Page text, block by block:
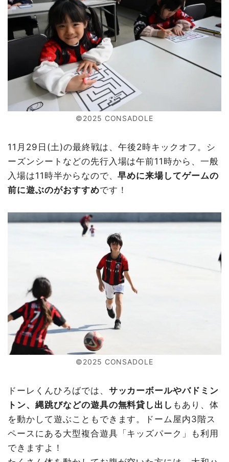
©2025 CONSADOLE
11月29日(土)の最終戦は、午後2時キックオフ。シ
ーズンシートなどの先行入場は午前11時から、一般
入場は11時半からなので、早めに来場してゲームの
前に遊ぶのがおすすめです！
©2025 CONSADOLE
ドーレくんひろばでは、 サッカーボールやバドミン
トン、縄跳びなどの遊具の無料貸し出し もあり、体
を動かして遊ぶこともできます。ドーム屋内3階ス
ペースにある大型複合遊具「キッズパーク」も利用
できますよ！